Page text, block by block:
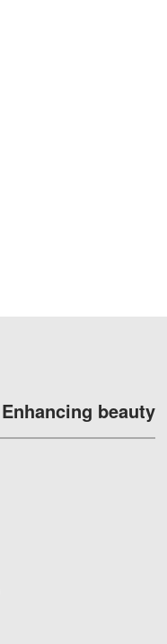
Enhancing beauty